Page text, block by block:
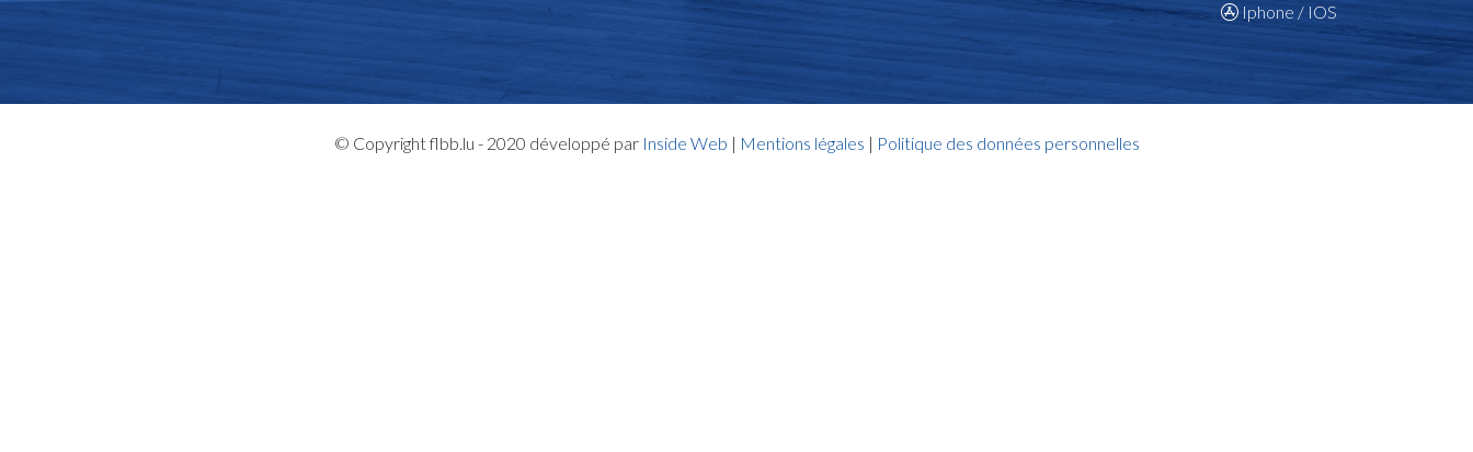
Iphone / IOS
© Copyright flbb.lu - 2020 développé par Inside Web | Mentions légales | Politique des données personnelles